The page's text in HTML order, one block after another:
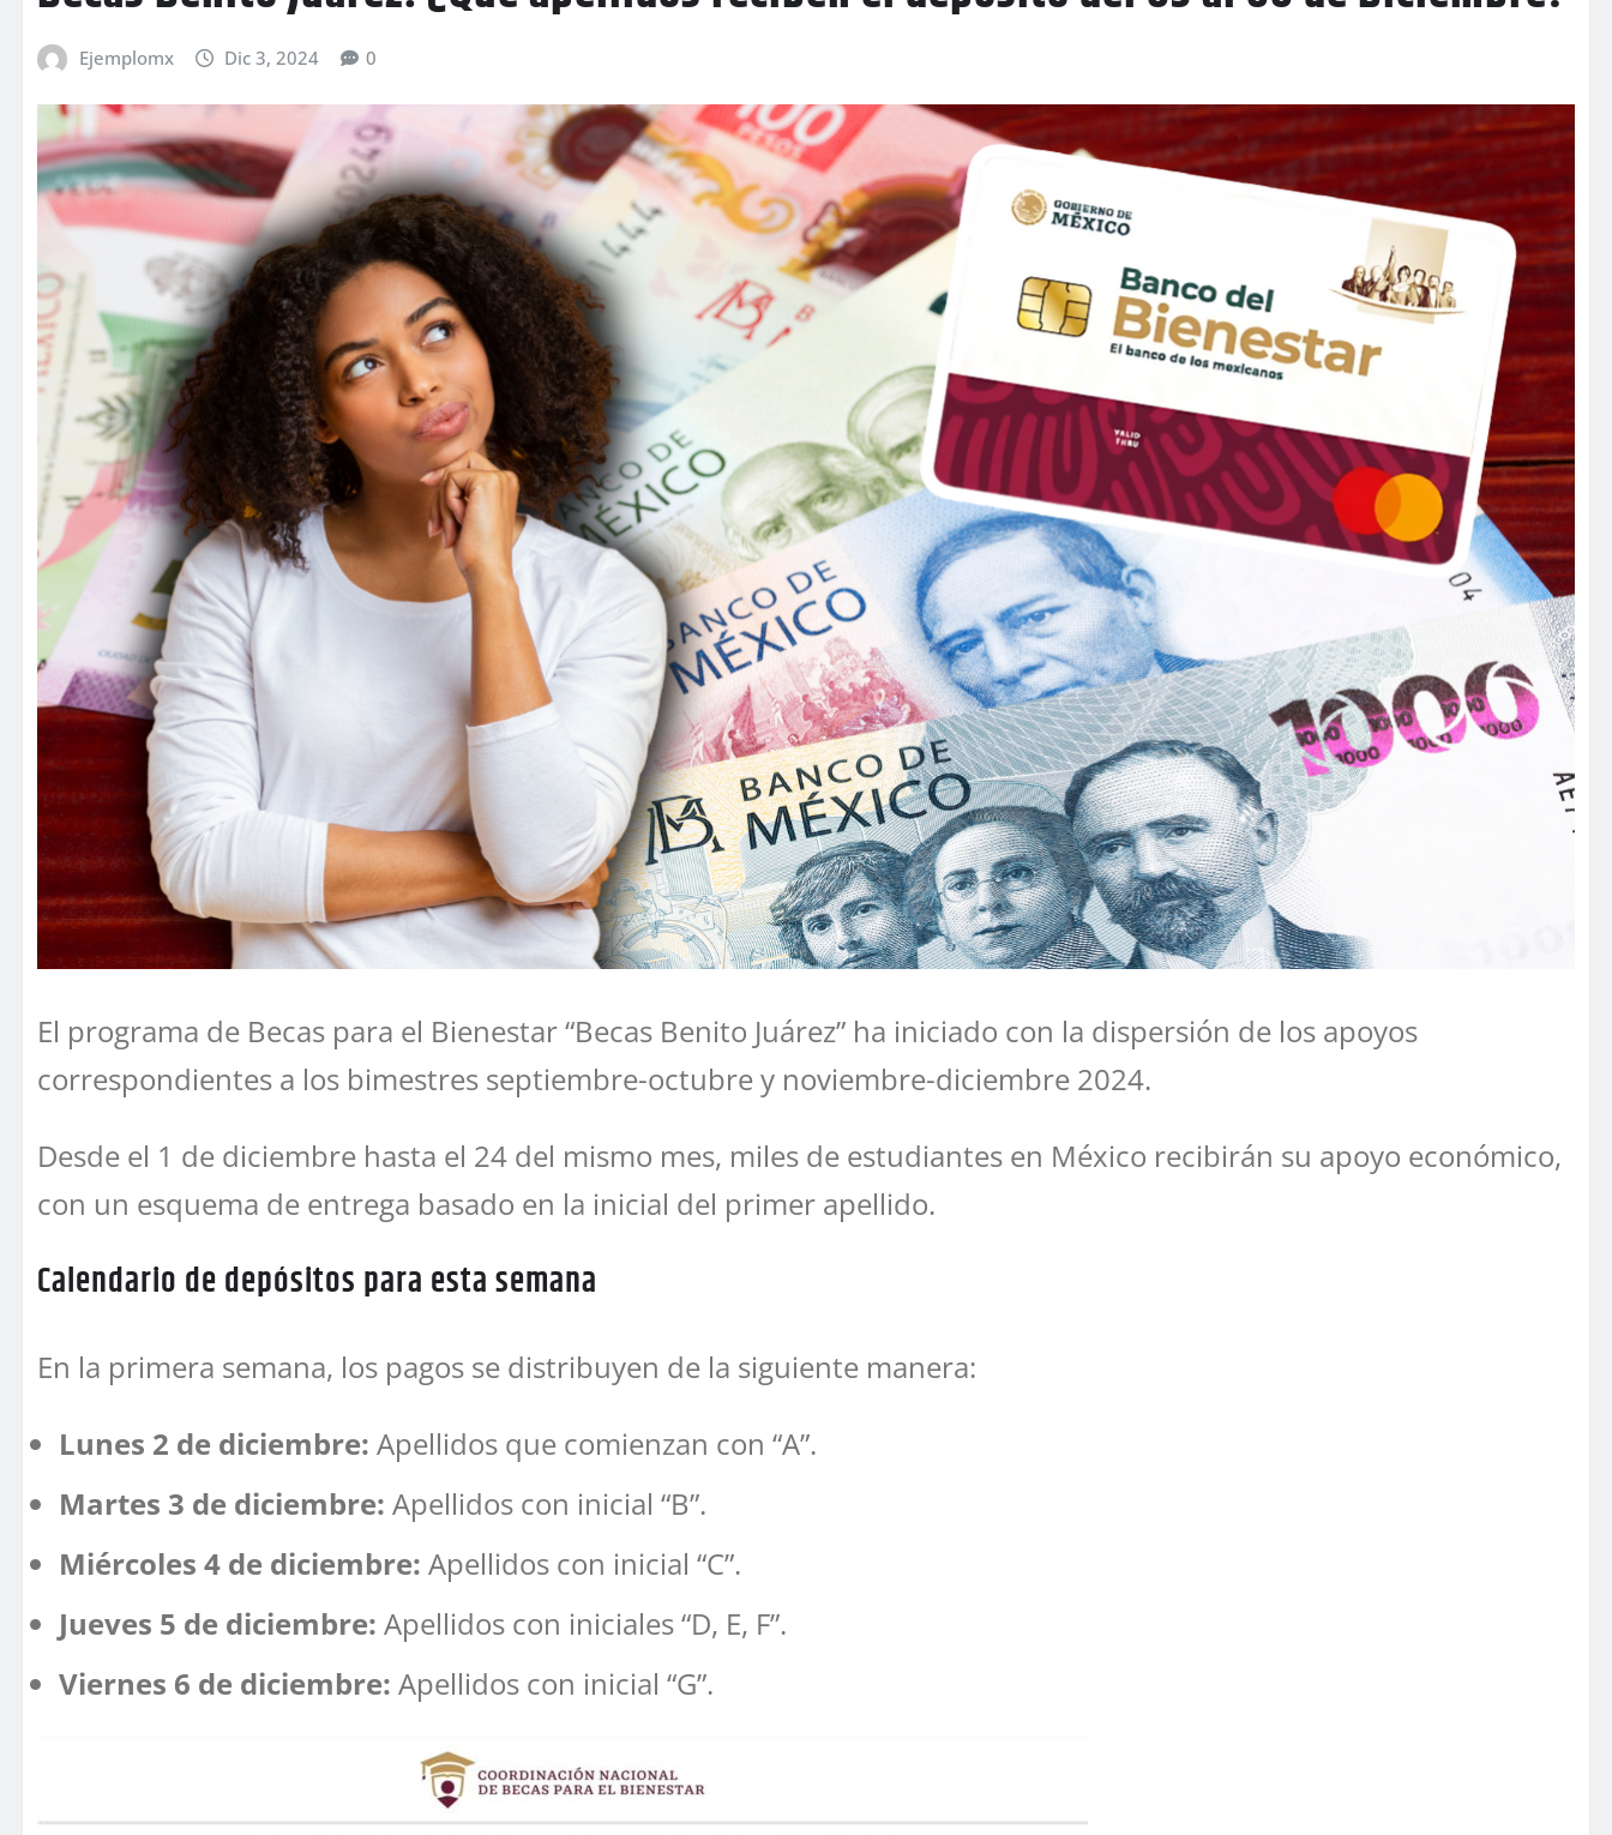
Ejemplomx Dic 3, 2024 0
El programa de Becas para el Bienestar “Becas Benito Juárez” ha iniciado con la dispersión de los apoyos
correspondientes a los bimestres septiembre-octubre y noviembre-diciembre 2024.
Desde el 1 de diciembre hasta el 24 del mismo mes, miles de estudiantes en México recibirán su apoyo económico,
con un esquema de entrega basado en la inicial del primer apellido.
Calendario de depósitos para esta semana
En la primera semana, los pagos se distribuyen de la siguiente manera:
Lunes 2 de diciembre: Apellidos que comienzan con “A”.
Martes 3 de diciembre: Apellidos con inicial “B”.
Miércoles 4 de diciembre: Apellidos con inicial “C”.
Jueves 5 de diciembre: Apellidos con iniciales “D, E, F”.
Viernes 6 de diciembre: Apellidos con inicial “G”.